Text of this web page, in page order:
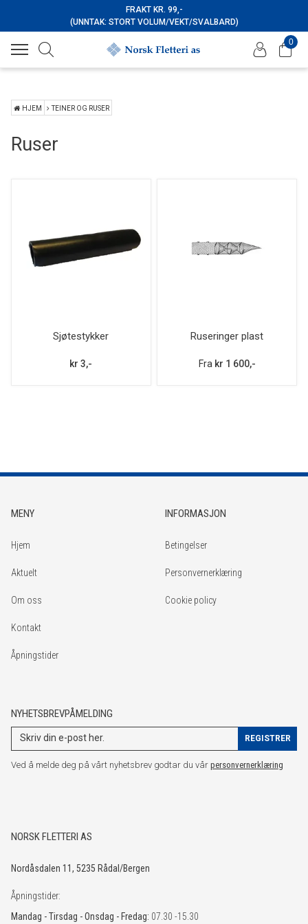
FRAKT KR. 99,-
(UNNTAK: STORT VOLUM/VEKT/SVALBARD)
0
HJEM TEINER OG RUSER
Ruser
Sjøtestykker
kr 3,-
Ruseringer plast
Fra kr 1 600,-
MENY
Hjem
Aktuelt
Om oss
Kontakt
Åpningstider
INFORMASJON
Betingelser
Personvernerklæring
Cookie policy
NYHETSBREVPÅMELDING
Ved å melde deg på vårt nyhetsbrev godtar du vår personvernerklæring
NORSK FLETTERI AS
Nordåsdalen 11, 5235 Rådal/Bergen
Åpningstider:
Mandag - Tirsdag - Onsdag - Fredag: 07.30 -15.30